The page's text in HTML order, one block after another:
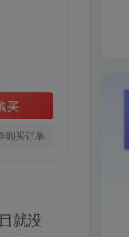
买
购买订单
就没